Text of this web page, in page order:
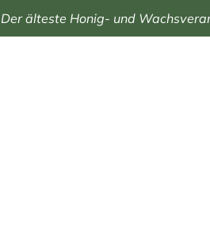
Der älteste Honig- und